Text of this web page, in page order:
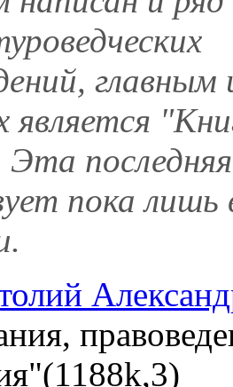
главным
является
Эта последняя
пока лишь